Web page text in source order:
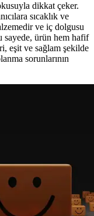
dikkat çeker.
sıcaklık ve
ve iç dolgusu
sayede, ürün hem hafif
eşit ve sağlam şekilde
sorunlarının